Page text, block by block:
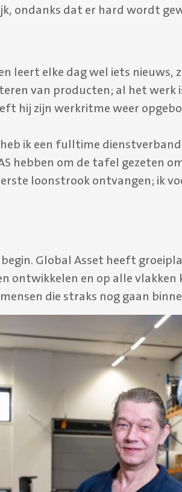
ondanks dat er hard wordt
leert elke dag wel iets nieuws,
van producten; al het werk
hij zijn werkritme weer
ik een fulltime
hebben om de tafel gezeten
loonstrook ontvangen; ik
Global Asset heeft
ontwikkelen en op alle
die straks nog gaan